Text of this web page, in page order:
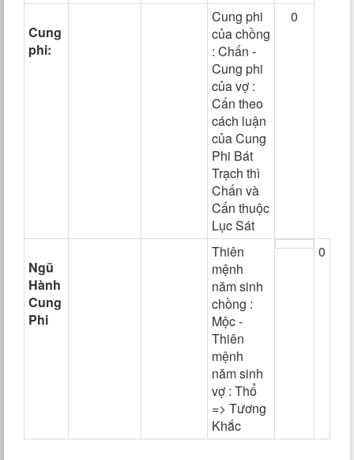
Cung
phi:
Cung phi
của chồng
: Chấn -
Cung phi
của vợ :
Cấn theo
cách luận
của Cung
Phi Bát
Trạch thì
Chấn và
Cấn thuộc
Lục Sát
0
Ngũ
Hành
Cung
Phi
Thiên
mệnh
năm sinh
chồng :
Mộc -
Thiên
mệnh
năm sinh
vợ : Thổ
=> Tương
Khắc
0